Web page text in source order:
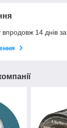
14 днів